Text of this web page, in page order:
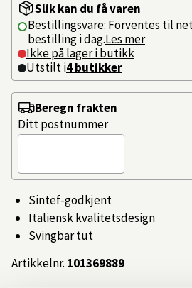
Slik kan du få varen
Bestillingsvare: Forventes til
bestilling i dag.Les mer
Ikke på lager i butikk
Utstilt i4butikker
Sintef-godkjent
Italiensk kvalitetsdesign
Svingbar tut
Artikkelnr. 101369889
Beregn frakten
Ditt postnummer